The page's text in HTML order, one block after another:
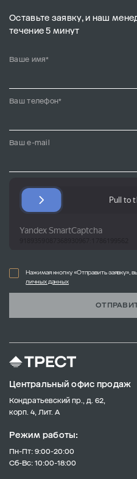
Оставьте заявку, и наш
течение 5 минут
Ваше имя*
Ваш телефон*
Ваш e-mail
Нажимая кнопку «Отправить заявку»,
личных данных
Центральный офис продаж
Кондратьевский пр., д. 62,
корп. 4, Лит. А
Режим работы:
Пн-Пт: 9:00-20:00
Сб-Вс: 10:00-18:00